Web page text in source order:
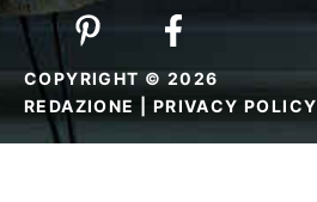
COPYRIGHT © 2026
REDAZIONE
PRIVACY POLICY